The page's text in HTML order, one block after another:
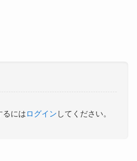
るには ログイン してください。